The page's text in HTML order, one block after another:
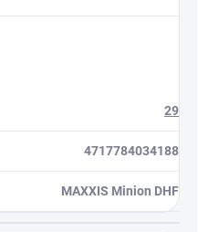
29
4717784034188
MAXXIS Minion DHF